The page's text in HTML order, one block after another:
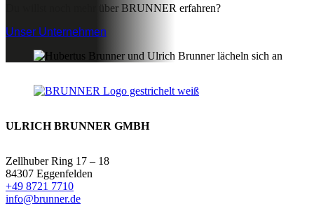
Du willst noch mehr über BRUNNER erfahren?
Unser Unternehmen
ULRICH BRUNNER GMBH
Zellhuber Ring 17 – 18
84307 Eggenfelden
+49 8721 7710
info@brunner.de